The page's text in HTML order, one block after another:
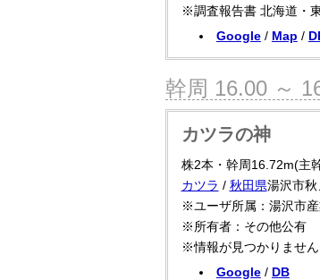
※調査報告書 北海道・
Google/ Map /
幹周 16.00 ～
カツラの神
株2本・幹周16.72m(主
カツラ / 秋田県湯沢市秋
※ユーザ所属：湯沢市
※所有者：その他公有
※情報が見つかりません
Google/ DB